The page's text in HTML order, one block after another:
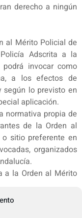
derecho a ningún
al Mérito Policial de
Adscrita a la
invocar como
a los efectos de
lo previsto en
aplicación.
normativa propia de
de la Orden al
sitio preferente en
organizados
a la Orden al Mérito
del Cuerpo
Autónoma de